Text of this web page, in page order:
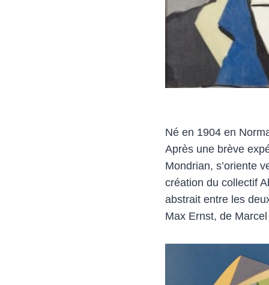
Né en 1904 en
Après une brève
Mondrian, s’oriente
création du collectif
abstrait entre les
Max Ernst, de